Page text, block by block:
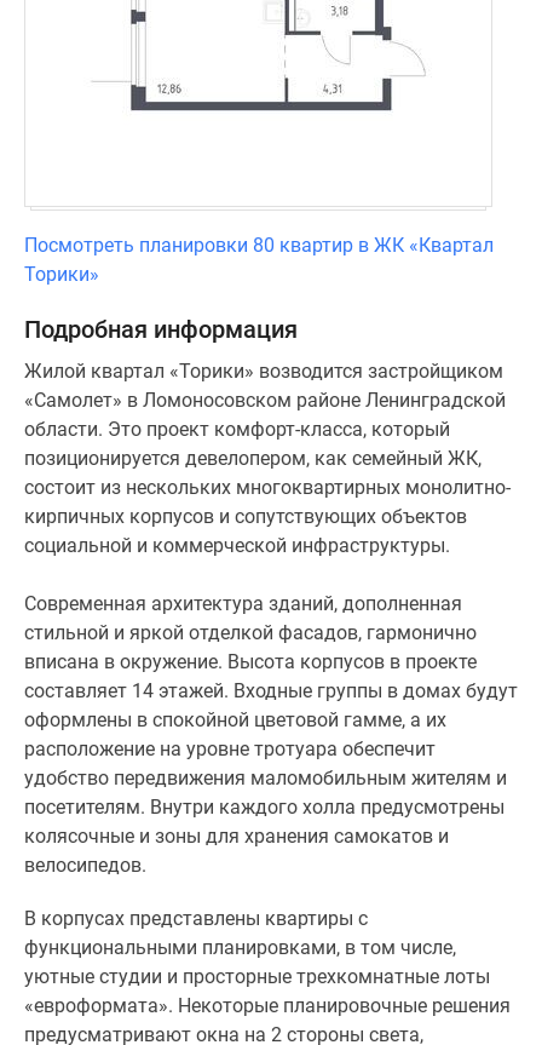
Посмотреть планировки 80 квартир в ЖК «Квартал
Торики»
Подробная информация
Жилой квартал «Торики» возводится застройщиком
«Самолет» в Ломоносовском районе Ленинградской
области. Это проект комфорт-класса, который
позиционируется девелопером, как семейный ЖК,
состоит из нескольких многоквартирных монолитно-
кирпичных корпусов и сопутствующих объектов
социальной и коммерческой инфраструктуры.
Современная архитектура зданий, дополненная
стильной и яркой отделкой фасадов, гармонично
вписана в окружение. Высота корпусов в проекте
составляет 14 этажей. Входные группы в домах будут
оформлены в спокойной цветовой гамме, а их
расположение на уровне тротуара обеспечит
удобство передвижения маломобильным жителям и
посетителям. Внутри каждого холла предусмотрены
колясочные и зоны для хранения самокатов и
велосипедов.
В корпусах представлены квартиры с
функциональными планировками, в том числе,
уютные студии и просторные трехкомнатные лоты
«евроформата». Некоторые планировочные решения
предусматривают окна на 2 стороны света,